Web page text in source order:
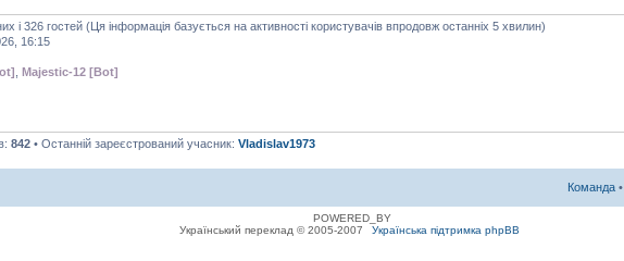
і 326 гостей (Ця інформація базується на активності користувачів впродовж останніх 5 хвилин)
16:15
Majestic-12 [Bot]
842 • Останній зареєстрований учасник: Vladislav1973
Команда •
POWERED_BY
Український переклад © 2005-2007
Українська підтримка phpBB